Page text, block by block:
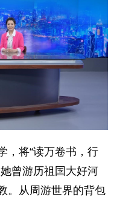
，将“读万卷书，行
曾游历祖国大好河
。从周游世界的背包